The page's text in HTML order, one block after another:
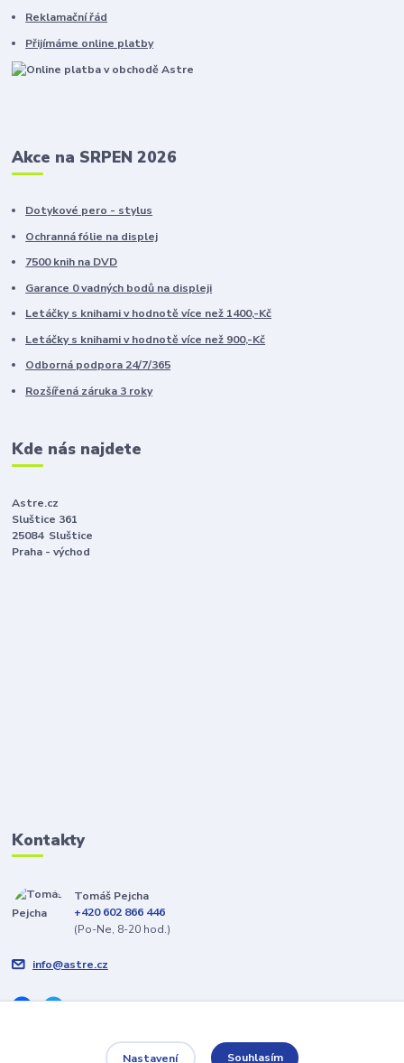
Reklamační řád
Přijímáme online platby
Akce na SRPEN 2026
Dotykové pero - stylus
Ochranná fólie na displej
7500 knih na DVD
Garance 0 vadných bodů na displeji
Letáčky s knihami v hodnotě více než 1400,-Kč
Letáčky s knihami v hodnotě více než 900,-Kč
Odborná podpora 24/7/365
Rozšířená záruka 3 roky
Kde nás najdete
Astre.cz
Sluštice 361
25084 Sluštice
Praha - východ
Kontakty
Tomáš Pejcha
+420 602 866 446
(Po-Ne, 8-20 hod.)
info@astre.cz
Nastavení Souhlasím